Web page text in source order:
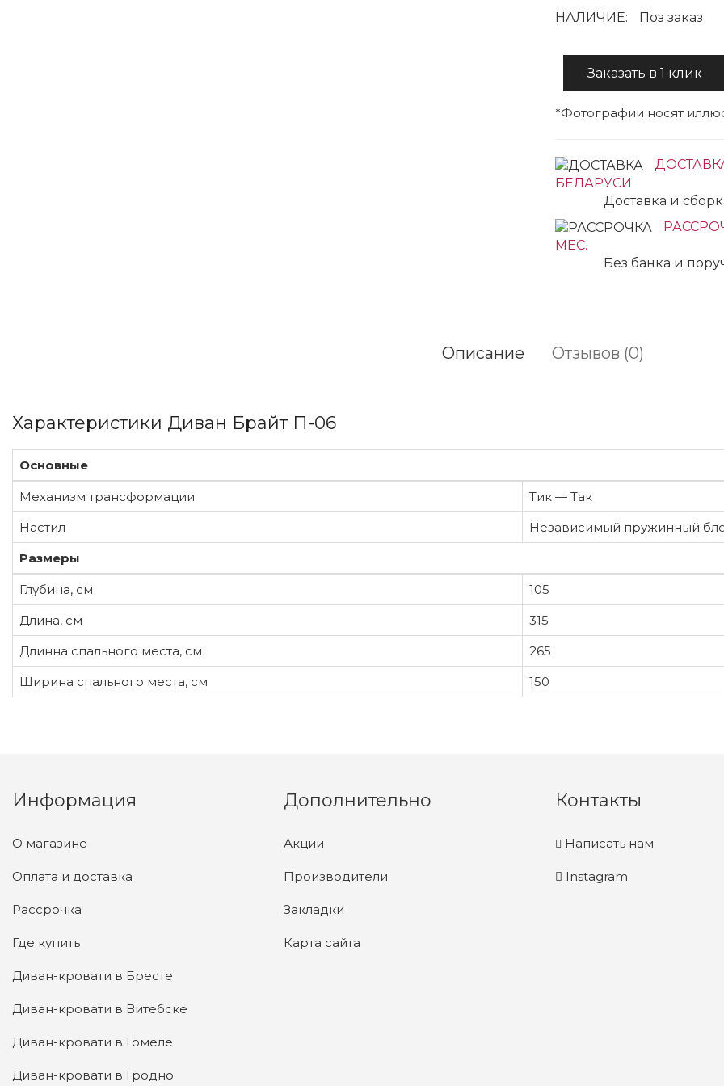
НАЛИЧИЕ: Поз заказ
Заказать в 1 клик
*Фотографии носят
БЕЛАРУСИ
Доставка и
МЕС.
Без банка и
Описание Отзывов (0)
Характеристики Диван Брайт П-06
Основные
Механизм трансформации
Тик — Так
Настил
Независимый пружинный
Размеры
Глубина, см
105
Длина, см
315
Длинна спального места, см
265
Ширина спального места, см
150
Информация
О магазине
Оплата и доставка
Рассрочка
Где купить
Диван-кровати в Бресте
Диван-кровати в Витебске
Диван-кровати в Гомеле
Диван-кровати в Гродно
Дополнительно
Акции
Производители
Закладки
Карта сайта
Контакты
Написать нам
Instagram